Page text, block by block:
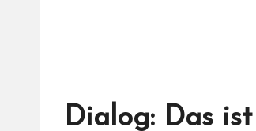
Dialog: Das